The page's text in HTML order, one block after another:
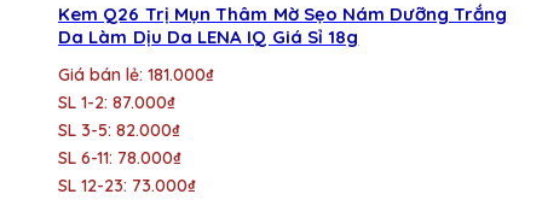
Kem Q26 Trị Mụn Thâm Mờ Sẹo Nám Dưỡng Trắng
Da Làm Dịu Da LENA IQ Giá Sỉ 18g
Giá bán lẻ: 181.000₫
SL 1-2: 87.000₫
SL 3-5: 82.000₫
SL 6-11: 78.000₫
SL 12-23: 73.000₫